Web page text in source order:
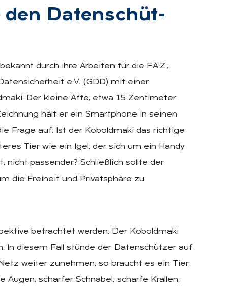
den Da­ten­schüt­
durch ihre Arbeiten für die F.A.Z.,
e.V. (GDD) mit einer
Der kleine Affe, etwa 15 Zentimeter
hält er ein Smartphone in seinen
Frage auf: Ist der Koboldmaki das richtige
Tier wie ein Igel, der sich um ein Handy
nicht passender? Schließlich sollte der
die Freiheit und Privatsphäre zu
betrachtet werden: Der Koboldmaki
In diesem Fall stünde der Datenschützer auf
weiter zunehmen, so braucht es ein Tier,
Augen, scharfer Schnabel, scharfe Krallen,